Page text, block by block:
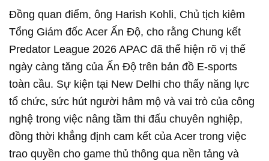
Đồng quan điểm, ông Harish Kohli, Chủ tịch kiêm
Tổng Giám đốc Acer Ấn Độ, cho rằng Chung kết
Predator League 2026 APAC đã thể hiện rõ vị thế
ngày càng tăng của Ấn Độ trên bản đồ E-sports
toàn cầu. Sự kiện tại New Delhi cho thấy năng lực
tổ chức, sức hút người hâm mộ và vai trò của công
nghệ trong việc nâng tầm thi đấu chuyên nghiệp,
đồng thời khẳng định cam kết của Acer trong việc
trao quyền cho game thủ thông qua nền tảng và